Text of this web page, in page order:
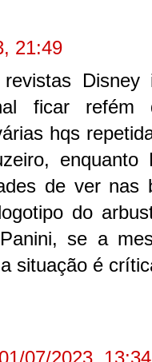
21:49
revistas
ficar refém
hqs
de ver nas
do
se a
situação é